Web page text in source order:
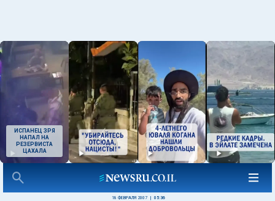
ИСПАНЕЦ ЗРЯ
НАПАЛ НА
РЕЗЕРВИСТА
ЦАХАЛА
18 ФЕВРАЛЯ 2007 05:36